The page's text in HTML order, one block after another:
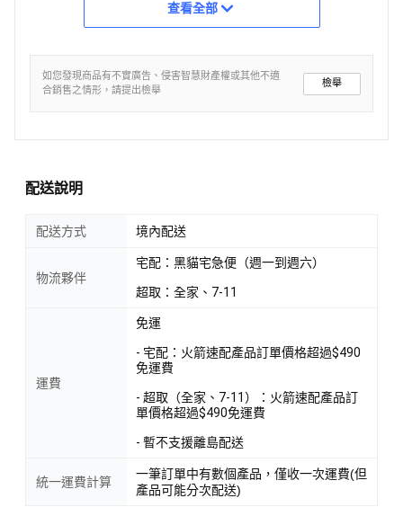
查看全部
如您發現商品有不實廣告、侵害智慧財產權或其他不適
合銷售之情形，請提出檢舉
檢舉
配送說明
配送方式 境內配送
物流夥伴
宅配：黑貓宅急便（週一到週六）
超取：全家、7-11
運費
免運
- 宅配：火箭速配產品訂單價格超過$490
免運費
- 超取（全家、7-11）：火箭速配產品訂
單價格超過$490免運費
- 暫不支援離島配送
統一運費計算
一筆訂單中有數個產品，僅收一次運費(但
產品可能分次配送)